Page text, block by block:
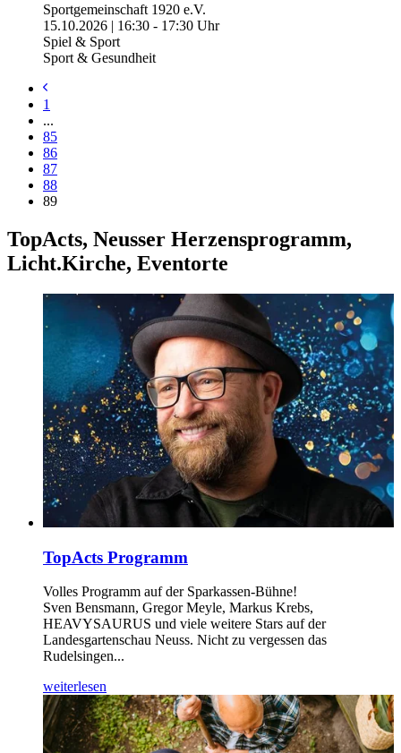
Sportgemeinschaft 1920 e.V.
15.10.2026 | 16:30 - 17:30 Uhr
Spiel & Sport
Sport & Gesundheit
1
...
85
86
87
88
89
TopActs, Neusser Herzensprogramm,
Licht.Kirche, Eventorte
TopActs Programm
Volles Programm auf der Sparkassen-Bühne!
Sven Bensmann, Gregor Meyle, Markus Krebs,
HEAVYSAURUS und viele weitere Stars auf der
Landesgartenschau Neuss. Nicht zu vergessen das
Rudelsingen...
weiterlesen